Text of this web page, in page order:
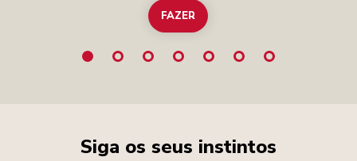
FAZER
Siga os seus instintos